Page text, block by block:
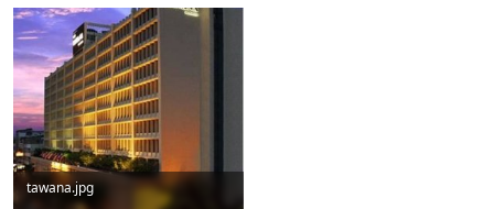
tawana.jpg